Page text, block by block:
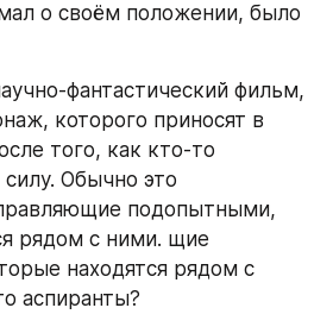
о своём положении, было
фантастический фильм,
которого приносят в
того, как кто-то
Обычно это
подопытными,
рядом с ними. щие
находятся рядом с
аспиранты?